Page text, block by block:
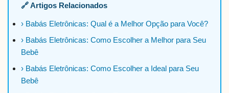
🔗 Artigos Relacionados
› Babás Eletrônicas: Qual é a Melhor Opção para Você?
› Babás Eletrônicas: Como Escolher a Melhor para Seu
Bebê
› Babás Eletrônicas: Como Escolher a Ideal para Seu
Bebê